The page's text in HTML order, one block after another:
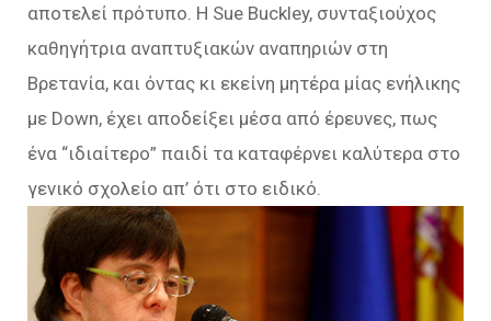
αποτελεί πρότυπο. Η Sue Buckley, συνταξιούχος
καθηγήτρια αναπτυξιακών αναπηριών στη
Βρετανία, και όντας κι εκείνη μητέρα μίας ενήλικης
με Down, έχει αποδείξει μέσα από έρευνες, πως
ένα “ιδιαίτερο” παιδί τα καταφέρνει καλύτερα στο
γενικό σχολείο απ’ ότι στο ειδικό.